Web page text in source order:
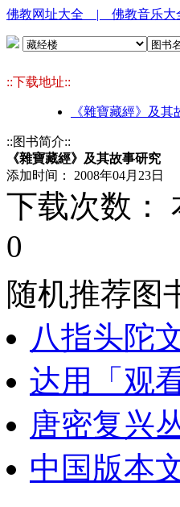
佛教网址大全 | 佛教音乐
::下载地址::
《雜寶藏經》及其
::图书简介::
《雜寶藏經》及其故事研究
添加时间： 2008年04月23日
下载次数：
0
随机推荐图
八指头陀
达用「观
唐密复兴
中国版本